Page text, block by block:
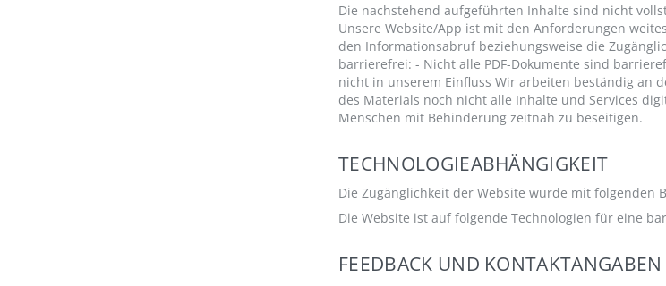
Die nachstehend aufgeführten Inhalte sind nicht
Unsere Website/App ist mit den Anforderungen
den Informationsabruf beziehungsweise die
barrierefrei: - Nicht alle PDF-Dokumente sind
nicht in unserem Einfluss Wir arbeiten beständig an
des Materials noch nicht alle Inhalte und Services
Menschen mit Behinderung zeitnah zu beseitigen.
TECHNOLOGIEABHÄNGIGKEIT
Die Zugänglichkeit der Website wurde mit folgenden
Die Website ist auf folgende Technologien für eine
FEEDBACK UND KONTAKTANGABEN